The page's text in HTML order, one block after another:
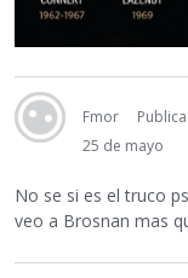
Fmor
25 de mayo
No se si es el truco
veo a Brosnan mas